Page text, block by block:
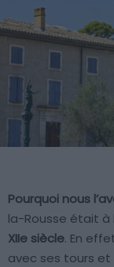
Pourquoi nous
la-Rousse était à
XIIe siècle. En
avec ses tours